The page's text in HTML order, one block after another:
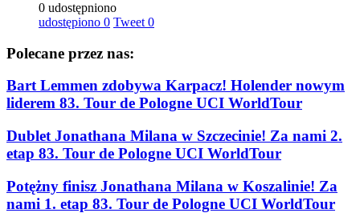
0 udostępniono
udostępiono 0 Tweet 0
Polecane przez nas:
Bart Lemmen zdobywa Karpacz! Holender nowym
liderem 83. Tour de Pologne UCI WorldTour
Dublet Jonathana Milana w Szczecinie! Za nami 2.
etap 83. Tour de Pologne UCI WorldTour
Potężny finisz Jonathana Milana w Koszalinie! Za
nami 1. etap 83. Tour de Pologne UCI WorldTour